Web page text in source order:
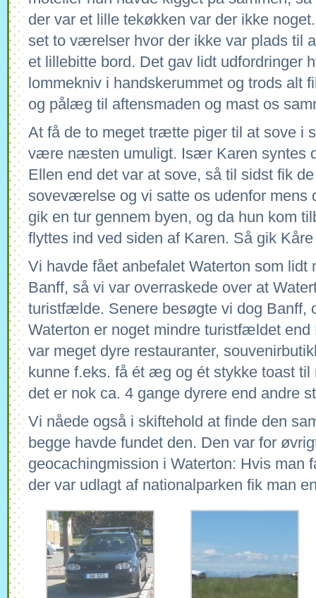
der var et lille tekøkken var der ikke
set to værelser hvor der ikke var plads til
et lillebitte bord. Det gav lidt udfordringer
lommekniv i handskerummet og trods alt
og pålæg til aftensmaden og mast os
At få de to meget trætte piger til at sove i
være næsten umuligt. Især Karen syntes
Ellen end det var at sove, så til sidst fik
soveværelse og vi satte os udenfor mens
gik en tur gennem byen, og da hun kom
flyttes ind ved siden af Karen. Så gik
Vi havde fået anbefalet Waterton som
Banff, så vi var overraskede over at
turistfælde. Senere besøgte vi dog Banff,
Waterton er noget mindre turistfældet end
var meget dyre restauranter,
kunne f.eks. få ét æg og ét stykke toast til
det er nok ca. 4 gange dyrere end andre
Vi nåede også i skiftehold at finde den
begge havde fundet den. Den var for
geocachingmission i Waterton: Hvis man
der var udlagt af nationalparken fik man